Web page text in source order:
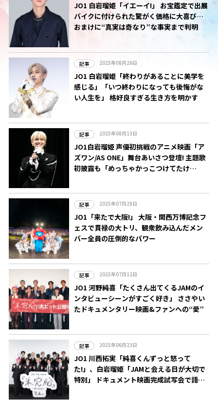
JO1 白岩瑠姫「イエーイ!」 お宝鑑定で出展
バイクに付けられた驚がく価格に大喜び…
おまけに“真実は奇なり”な事実まで判明
記事 2025年08月26日
JO1 白岩瑠姫「終わりがあることに美学を
感じる」「いつ終わりになっても後悔がな
い人生を」 格好良すぎる生き方を明かす
記事 2025年08月13日
JO1白岩瑠姫 声優初挑戦のアニメ映画「ア
ズワン/AS ONE」舞台あいさつ登壇! 主題歌
初披露も「めっちゃかっこつけてたけ
記事 2025年07月28日
JO1「来たで大阪!」 大阪・関西万博記念フ
ェスで貫禄の大トリ、観衆飲み込んだメン
バー全員の圧倒的なパワー
記事 2025年07月12日
JO1 河野純喜「たくさん出てくるJAMのイ
ンタビューシーンがすごく好き」 ささやい
たドキュメンタリー映画&ファンへの“愛”
記事 2025年06月23日
JO1 川西拓実「純喜くんずっと怒って
た!」、白岩瑠姫「JAMと会える日が大切で
特別」 ドキュメント映画完成試写会で語っ